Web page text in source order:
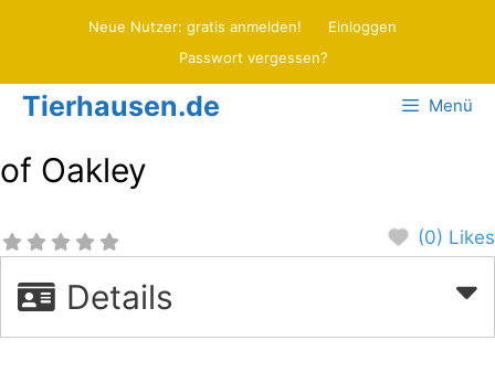
Neue Nutzer: gratis anmelden!
Einloggen
Passwort vergessen?
Tierhausen.de Menü
of Oakley
(0) Likes
Details